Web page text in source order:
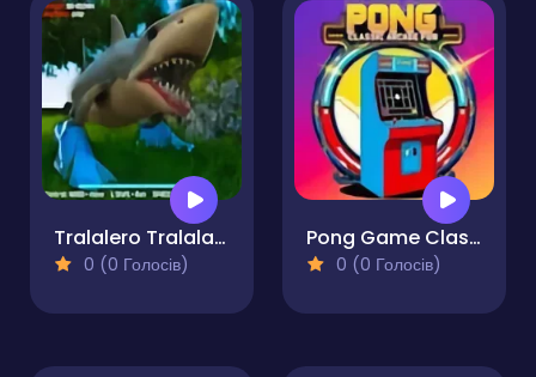
Tralalero Tralala Brainrot Parking Terror
0 (0 Голосів)
Pong Game Classic Arcade Fun!
0 (0 Голосів)